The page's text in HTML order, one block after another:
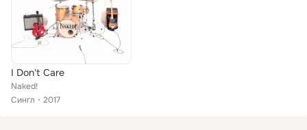
I Don't Care
Naked!
Сингл
2017